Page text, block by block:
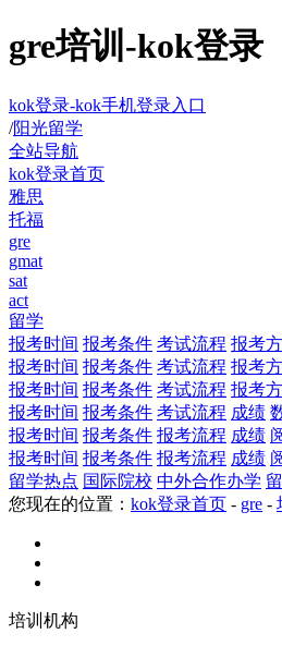
gre培训-kok登录
kok登录-kok手机登录入口
/阳光留学
全站导航
kok登录首页
雅思
托福
gre
gmat
sat
act
留学
报考时间 报考条件 考试流程 报考
报考时间 报考条件 考试流程 报考
报考时间 报考条件 考试流程 报考
报考时间 报考条件 考试流程 成绩
报考时间 报考条件 报考流程 成绩
报考时间 报考条件 报考流程 成绩
留学热点 国际院校 中外合作办学
您现在的位置： kok登录首页 - gre -
培训机构